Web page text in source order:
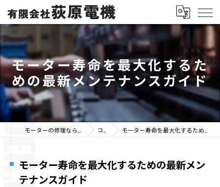
モーター寿命を最大化するた
めの最新メンテナンスガイド
コラム モーター寿命を最大化するための最新メンテナンスガイド
モーター寿命を最大化するための最新メン
テナンスガイド